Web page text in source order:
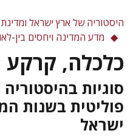
היסטוריה של ארץ ישראל
מדע המדינה ויחסים בין-
כלכלה, קרקע
סוגיות
פוליטית בשנות
ישראל